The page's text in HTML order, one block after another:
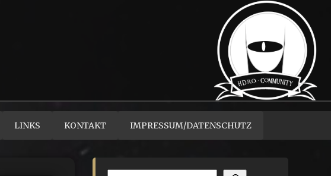
LINKS KONTAKT IMPRESSUM/DATENSCHUTZ